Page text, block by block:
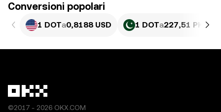
Conversioni popolari
1 DOTa0,8188 USD 1 DOTa227,51 PKR
©2017 - 2026 OKX.COM